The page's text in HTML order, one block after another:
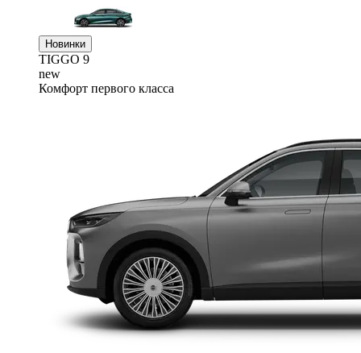
Новинки
TIGGO 9
new
Комфорт первого класса